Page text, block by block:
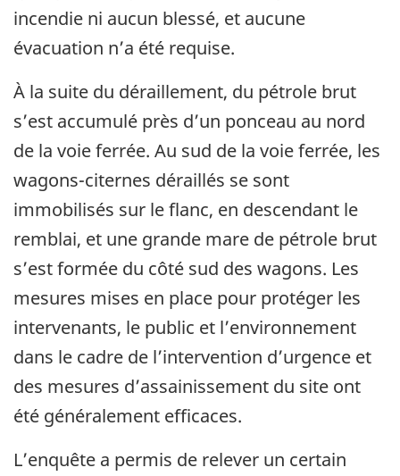
incendie ni aucun blessé, et aucune
évacuation n’a été requise.
À la suite du déraillement, du pétrole brut
s’est accumulé près d’un ponceau au nord
de la voie ferrée. Au sud de la voie ferrée, les
wagons-citernes déraillés se sont
immobilisés sur le flanc, en descendant le
remblai, et une grande mare de pétrole brut
s’est formée du côté sud des wagons. Les
mesures mises en place pour protéger les
intervenants, le public et l’environnement
dans le cadre de l’intervention d’urgence et
des mesures d’assainissement du site ont
été généralement efficaces.
L’enquête a permis de relever un certain